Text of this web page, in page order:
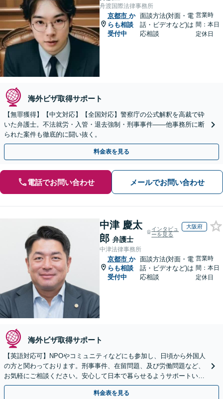
舟渡国際法律事務所
京都市 か
らも相談
受付中
面談方法(対面・電
話・ビデオなど)は
応相談
営業時
間：本日
定休日
海外ビザ取得サポート
【無罪獲得】【中文対応】【全国対応】警察庁の公式解釈を高裁で砕
いた弁護士。不法就労・入管・退去強制・刑事事件——他事務所に断
られた案件も徹底的に闘い抜く。
料金表を見る
電話でお問い合わせ メールでお問い合わせ
中津 慶太
郎 弁護士
インタビュ
ーを見る
大阪府
中津法律事務所
京都市 か
らも相談
受付中
面談方法(対面・電
話・ビデオなど)は
応相談
営業時
間：本日
定休日
海外ビザ取得サポート
【英語対応可】NPOやコミュニティなどにも参加し、日頃から外国人
の方と関わっております。刑事事件、在留問題、及び労働問題など、
お気軽にご相談ください。安心して日本で暮らせるようサポートいた
します【夜間・休日相談OK】【北浜駅2分】
料金表を見る